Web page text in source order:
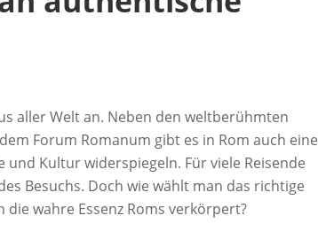
aller Welt an. Neben den weltberühmten
Forum Romanum gibt es in Rom auch eine
Kultur widerspiegeln. Für viele Reisende
Besuchs. Doch wie wählt man das richtige
wahre Essenz Roms verkörpert?